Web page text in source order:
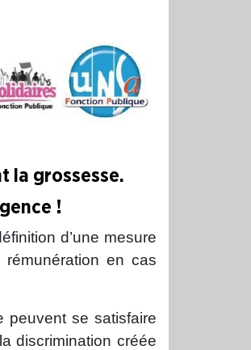
la grossesse.
!
d’une mesure
en cas
peuvent se satisfaire
discrimination créée